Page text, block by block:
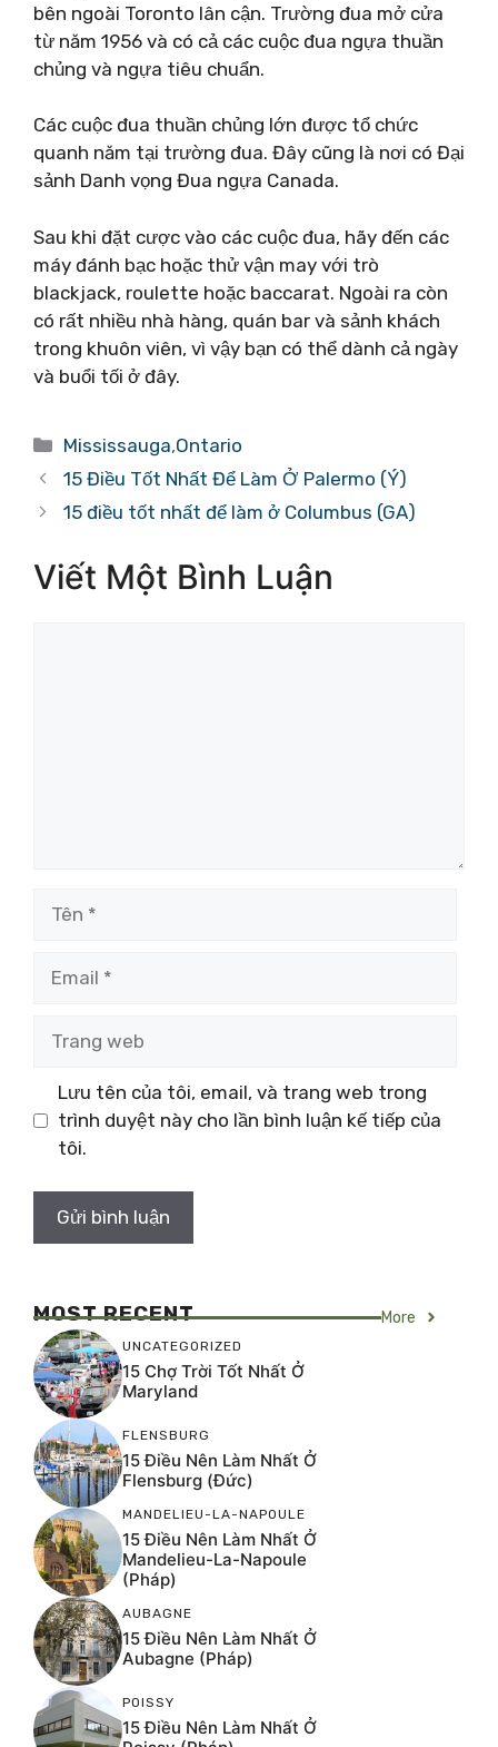
bên ngoài Toronto lân cận. Trường đua mở cửa
từ năm 1956 và có cả các cuộc đua ngựa thuần
chủng và ngựa tiêu chuẩn.
Các cuộc đua thuần chủng lớn được tổ chức
quanh năm tại trường đua. Đây cũng là nơi có Đại
sảnh Danh vọng Đua ngựa Canada.
Sau khi đặt cược vào các cuộc đua, hãy đến các
máy đánh bạc hoặc thử vận ​​may với trò
blackjack, roulette hoặc baccarat. Ngoài ra còn
có rất nhiều nhà hàng, quán bar và sảnh khách
trong khuôn viên, vì vậy bạn có thể dành cả ngày
và buổi tối ở đây.
Danh
mục
Mississauga,Ontario
15 Điều Tốt Nhất Để Làm Ở Palermo (Ý)
15 điều tốt nhất để làm ở Columbus (GA)
Viết Một Bình Luận
Lưu tên của tôi, email, và trang web trong
trình duyệt này cho lần bình luận kế tiếp của
tôi.
MOST RECENT More
UNCATEGORIZED
15 Chợ Trời Tốt Nhất Ở
Maryland
FLENSBURG
15 Điều Nên Làm Nhất Ở
Flensburg (Đức)
MANDELIEU-LA-NAPOULE
15 Điều Nên Làm Nhất Ở
Mandelieu-La-Napoule
(Pháp)
AUBAGNE
15 Điều Nên Làm Nhất Ở
Aubagne (Pháp)
POISSY
15 Điều Nên Làm Nhất Ở